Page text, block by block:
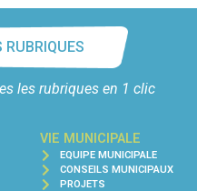
RUBRIQUES
les rubriques en 1 clic
VIE MUNICIPALE
EQUIPE MUNICIPALE
CONSEILS MUNICIPAUX
PROJETS